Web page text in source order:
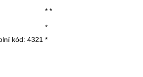
* *
*
kód: 4321 *